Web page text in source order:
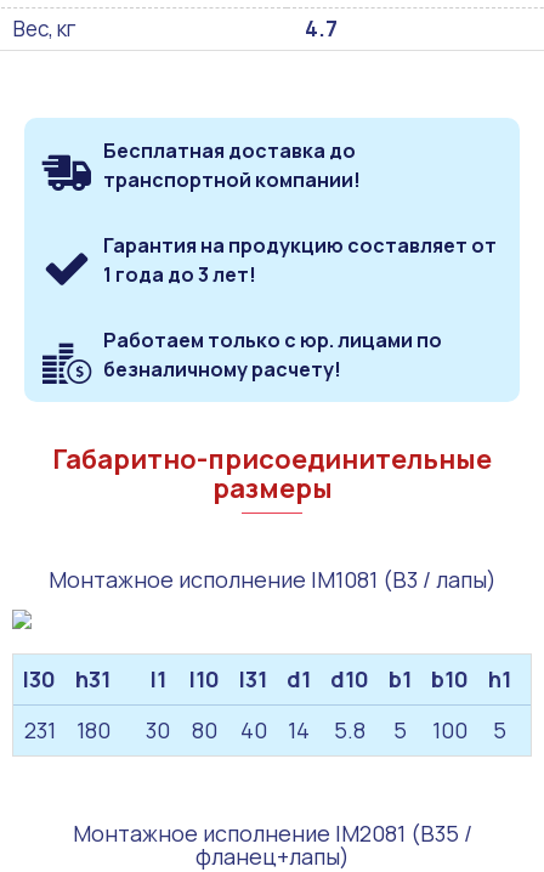
Вес, кг 4.7
Бесплатная доставка до
транспортной компании!
Гарантия на продукцию составляет от
1 года до 3 лет!
Работаем только с юр. лицами по
безналичному расчету!
Габаритно-присоединительные
размеры
Монтажное исполнение IM1081 (B3 / лапы)
l30 h31 l1 l10 l31 d1 d10 b1 b10 h1
231
180 30 80 40 14 5.8 5 100 5
Монтажное исполнение IM2081 (B35 /
фланец+лапы)